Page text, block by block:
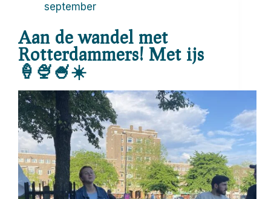
september
Aan de wandel met
Rotterdammers! Met ijs
🍦🍨🍧☀️